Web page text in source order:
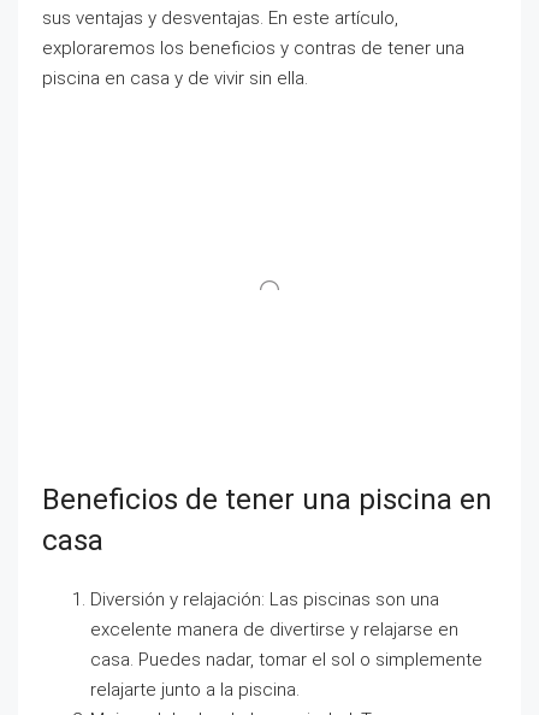
sus ventajas y desventajas. En este artículo,
exploraremos los beneficios y contras de tener una
piscina en casa y de vivir sin ella.
Beneficios de tener una piscina en
casa
Diversión y relajación: Las piscinas son una
excelente manera de divertirse y relajarse en
casa. Puedes nadar, tomar el sol o simplemente
relajarte junto a la piscina.